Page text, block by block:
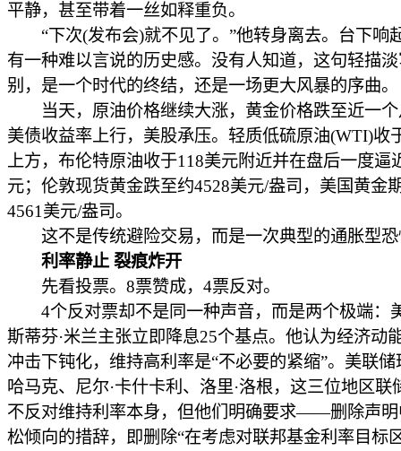
平静，甚至带着一丝如释重负。
“下次(发布会)就不见了。”他转身离去。台下响
有一种难以言说的历史感。没有人知道，这句轻描
别，是一个时代的终结，还是一场更大风暴的序曲。
当天，原油价格继续大涨，黄金价格跌至近一个
美债收益率上行，美股承压。轻质低硫原油(WTI)收
上方，布伦特原油收于118美元附近并在盘后一度逼
元；伦敦现货黄金跌至约4528美元/盎司，美国黄金
4561美元/盎司。
这不是传统避险交易，而是一次典型的通胀型恐
利率静止 裂痕炸开
先看投票。8票赞成，4票反对。
4个反对票却不是同一种声音，而是两个极端：
斯蒂芬·米兰主张立即降息25个基点。他认为经济动
冲击下钝化，维持高利率是“不必要的紧缩”。美联储
哈马克、尼尔·卡什卡利、洛里·洛根，这三位地区联
不反对维持利率本身，但他们明确要求——删除声明
松倾向的措辞，即删除“在考虑对联邦基金利率目标